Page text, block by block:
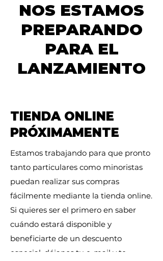
NOS ESTAMOS
PREPARANDO
PARA EL
LANZAMIENTO
TIENDA ONLINE
PRÓXIMAMENTE
Estamos trabajando para que pronto
tanto particulares como minoristas
puedan realizar sus compras
fácilmente mediante la tienda online.
Si quieres ser el primero en saber
cuándo estará disponible y
beneficiarte de un descuento
especial, déjanos tu e-mail y te